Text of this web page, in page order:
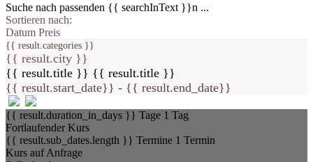
Suche nach passenden {{ searchInText }}n ...
Sortieren nach:
Datum Preis
{{ result.categories }}
{{ result.city }}
{{ result.title }} {{ result.title }}
{{ result.start_date}} - {{ result.end_date}}
{{ result.duration_in_days }} Tage 1 Tag
Fortlaufender Kurs
{{ result.sub_dates.length }} Termine 1 Termin
Kurs auf Anfrage